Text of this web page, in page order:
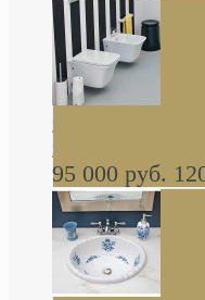
навесное
95 000 руб.